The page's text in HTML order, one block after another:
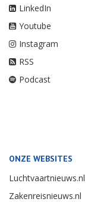
LinkedIn
Youtube
Instagram
RSS
Podcast
ONZE WEBSITES
Luchtvaartnieuws.nl
Zakenreisnieuws.nl